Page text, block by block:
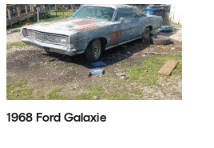
1968 Ford Galaxie